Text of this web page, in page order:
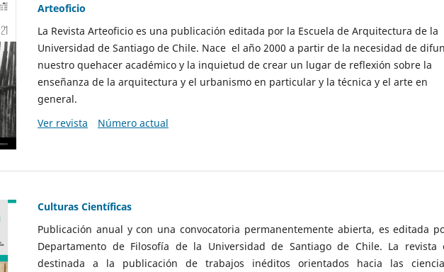
Arteoficio
La Revista Arteoficio es una publicación editada por la Escuela de Arquitectura de la
Universidad de Santiago de Chile. Nace el año 2000 a partir de la necesidad de
nuestro quehacer académico y la inquietud de crear un lugar de reflexión sobre la
enseñanza de la arquitectura y el urbanismo en particular y la técnica y el arte en
general.
Ver revista
Número actual
Culturas Científicas
Publicación anual y con una convocatoria permanentemente abierta, es editada
Departamento de Filosofía de la Universidad de Santiago de Chile. La revista
destinada a la publicación de trabajos inéditos orientados hacia las